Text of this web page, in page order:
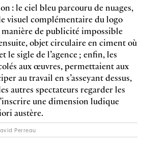
: le ciel bleu parcouru de nuages,
visuel complémentaire du logo
de publicité impossible
objet circulaire en ciment où
le sigle de l’agence ; enfin, les
aux œuvres, permettaient aux
au travail en s’asseyant dessus,
autres spectateurs regarder les
une dimension ludique
austère.
Perreau